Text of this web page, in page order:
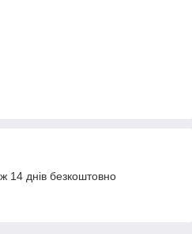
14 днів безкоштовно